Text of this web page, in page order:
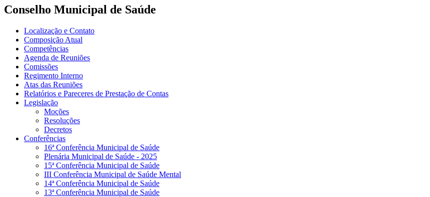
Conselho Municipal de Saúde
Localização e Contato
Composição Atual
Competências
Agenda de Reuniões
Comissões
Regimento Interno
Atas das Reuniões
Relatórios e Pareceres de Prestação de Contas
Legislação
Moções
Resoluções
Decretos
Conferências
16ª Conferência Municipal de Saúde
Plenária Municipal de Saúde - 2025
15ª Conferência Municipal de Saúde
III Conferência Municipal de Saúde Mental
14ª Conferência Municipal de Saúde
13ª Conferência Municipal de Saúde